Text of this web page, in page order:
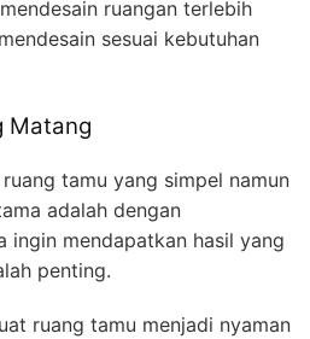
ruangan terlebih
sesuai kebutuhan
Matang
tamu yang simpel namun
adalah dengan
ingin mendapatkan hasil yang
penting.
ruang tamu menjadi nyaman